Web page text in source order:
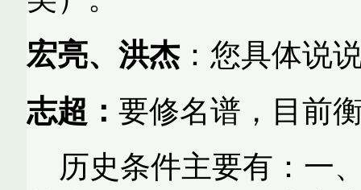
宏亮、洪杰：您具体说
志超： 要修名谱，目前
历史条件主要有：一